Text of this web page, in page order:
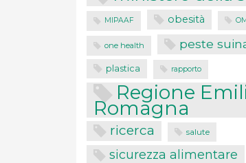
MIPAAF obesità
one health peste
plastica rapporto
Regione
Romagna
ricerca salute
sicurezza alimentare